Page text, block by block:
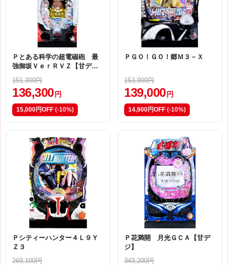
Ｐとある科学の超電磁砲 最
強御坂ＶｅｒＲＶＺ【甘デ
151,300円
136,300円
15,000円OFF (-10%)
ＰＧＯ！ＧＯ！郷Ｍ３－Ｘ
153,900円
139,000円
14,900円OFF (-10%)
Ｐシティーハンター４Ｌ９Ｙ
Ｚ３
269,100円
Ｐ花満開 月光ＧＣＡ【甘デ
ジ】
343,200円